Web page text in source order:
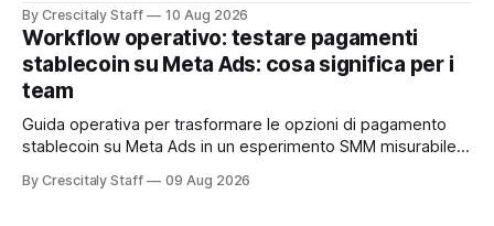
By Crescitaly Staff 10 Aug 2026
Workflow operativo: testare pagamenti
stablecoin su Meta Ads: cosa significa per i
team
Guida operativa per trasformare le opzioni di pagamento
stablecoin su Meta Ads in un esperimento SMM misurabile,
By Crescitaly Staff 09 Aug 2026